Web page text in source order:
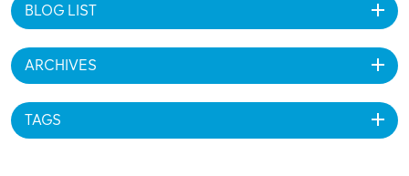
BLOG LIST
ARCHIVES
TAGS